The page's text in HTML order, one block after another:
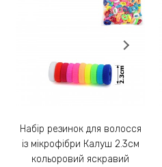
Набір резинок для волосся
із мікрофібри Калуш 2.3см
кольоровий яскравий